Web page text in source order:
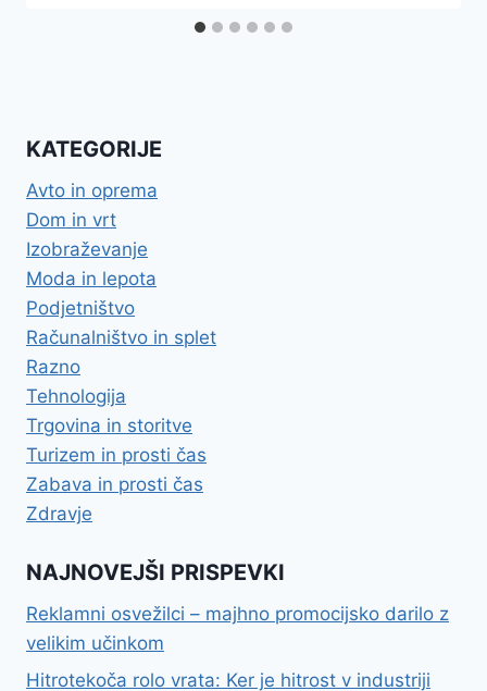
KATEGORIJE
Avto in oprema
Dom in vrt
Izobraževanje
Moda in lepota
Podjetništvo
Računalništvo in splet
Razno
Tehnologija
Trgovina in storitve
Turizem in prosti čas
Zabava in prosti čas
Zdravje
NAJNOVEJŠI PRISPEVKI
Reklamni osvežilci – majhno promocijsko darilo z
velikim učinkom
Hitrotekoča rolo vrata: Ker je hitrost v industriji